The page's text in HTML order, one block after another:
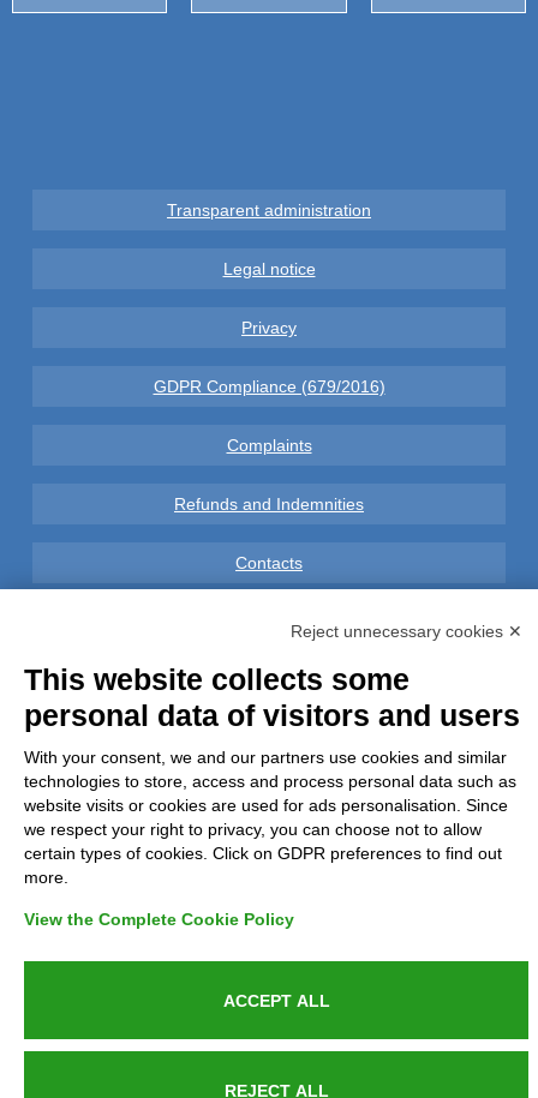
Transparent administration
Legal notice
Privacy
GDPR Compliance (679/2016)
Complaints
Refunds and Indemnities
Contacts
Azienda certificata UNI EN ISO 9001:2015
P.IVA 05538100727 - C.so Italia n.8 70123, BARI
Reject unnecessary cookies ✕
This website collects some
personal data of visitors and users
With your consent, we and our partners use cookies and similar
technologies to store, access and process personal data such as
website visits or cookies are used for ads personalisation. Since
we respect your right to privacy, you can choose not to allow
certain types of cookies. Click on GDPR preferences to find out
more.
View the Complete Cookie Policy
ACCEPT ALL
REJECT ALL